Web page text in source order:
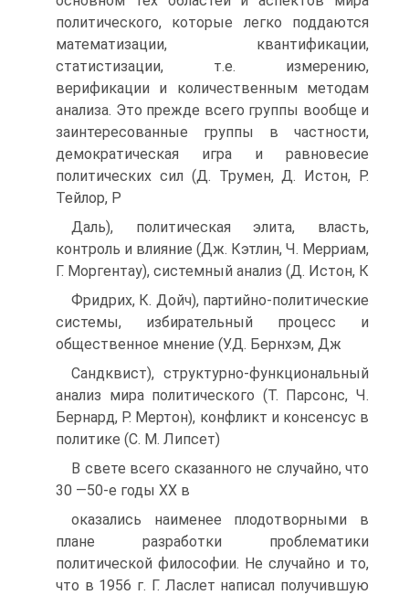
политического, которые легко поддаются
математизации, квантификации,
статистизации, т.е. измерению,
верификации и количественным методам
анализа. Это прежде всего группы вообще и
заинтересованные группы в частности,
демократическая игра и равновесие
политических сил (Д. Трумен, Д. Истон, Р.
Тейлор, Р
Даль), политическая элита, власть,
контроль и влияние (Дж. Кэтлин, Ч. Мерриам,
Г. Моргентау), системный анализ (Д. Истон, К
Фридрих, К. Дойч), партийно-политические
системы, избирательный процесс и
общественное мнение (У.Д. Бернхэм, Дж
Сандквист), структурно-функциональный
анализ мира политического (Т. Парсонс, Ч.
Бернард, Р. Мертон), конфликт и консенсус в
политике (С. М. Липсет)
В свете всего сказанного не случайно, что
30 —50-е годы XX в
оказались наименее плодотворными в
плане разработки проблематики
политической философии. Не случайно и то,
что в 1956 г. Г. Ласлет написал получившую